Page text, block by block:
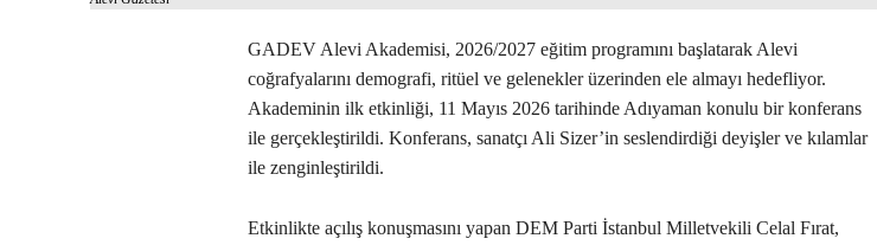
GADEV Alevi Akademisi, 2026/2027 eğitim programını başlatarak Alevi
coğrafyalarını demografi, ritüel ve gelenekler üzerinden ele almayı hedefliyor.
Akademinin ilk etkinliği, 11 Mayıs 2026 tarihinde Adıyaman konulu bir konferans
ile gerçekleştirildi. Konferans, sanatçı Ali Sizer’in seslendirdiği deyişler ve kılamlar
ile zenginleştirildi.
Etkinlikte açılış konuşmasını yapan DEM Parti İstanbul Milletvekili Celal Fırat,